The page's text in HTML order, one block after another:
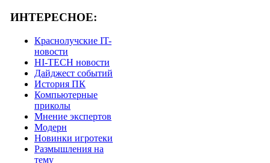
ИНТЕРЕСНОЕ:
Краснолучские IT-
новости
HI-TECH новости
Дайджест событий
История ПК
Компьютерные
приколы
Мнение экспертов
Модерн
Новинки игротеки
Размышления на
тему